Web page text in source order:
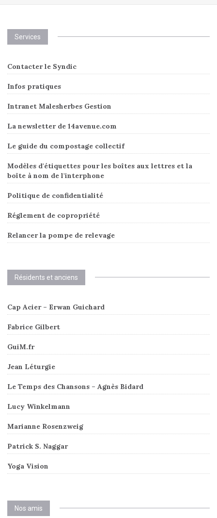
Services
Contacter le Syndic
Infos pratiques
Intranet Malesherbes Gestion
La newsletter de 14avenue.com
Le guide du compostage collectif
Modèles d'étiquettes pour les boîtes aux lettres et la
boîte à nom de l'interphone
Politique de confidentialité
Réglement de copropriété
Relancer la pompe de relevage
Résidents et anciens
Cap Acier – Erwan Guichard
Fabrice Gilbert
GuiM.fr
Jean Léturgie
Le Temps des Chansons – Agnès Bidard
Lucy Winkelmann
Marianne Rosenzweig
Patrick S. Naggar
Yoga Vision
Nos amis